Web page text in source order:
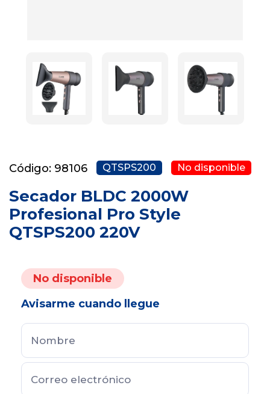
Código: 98106 QTSPS200 No disponible
Secador BLDC 2000W
Profesional Pro Style
QTSPS200 220V
No disponible
Avisarme cuando llegue